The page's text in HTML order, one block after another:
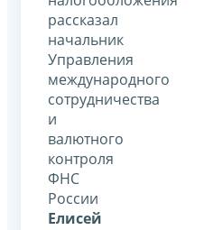
рассказал
начальник
Управления
международного
сотрудничества
и
валютного
контроля
ФНС
России
Елисей